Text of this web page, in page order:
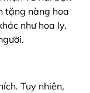
tặng nàng hoa
như hoa ly,
Tuy nhiên,